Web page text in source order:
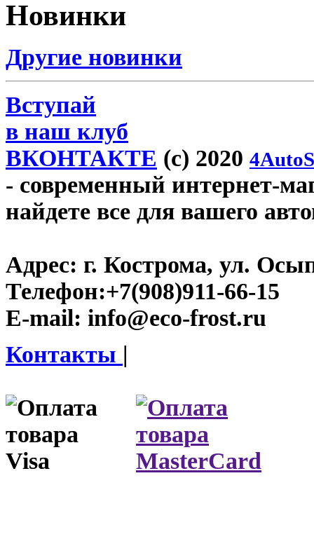
Новинки
Другие новинки
Вступай
в наш клуб
ВКОНТАКТЕ (c) 2020
- современный интернет-
найдете все для вашего
Адрес: г. Кострома, ул.
Телефон:+7(908)911-66-15
E-mail: info@eco-frost.ru
Контакты |